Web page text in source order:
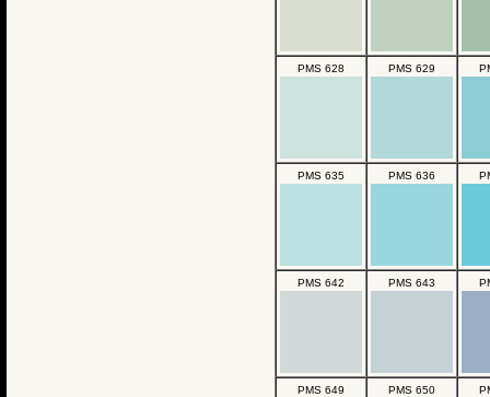
PMS 628 PMS 629
PMS 635 PMS 636
PMS 642 PMS 643
PMS 649 PMS 650